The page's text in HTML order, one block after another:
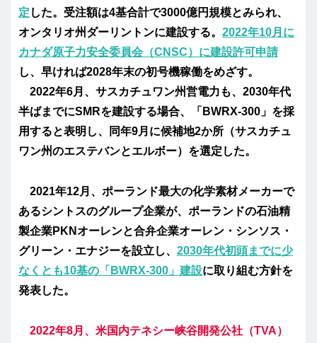
定 した。受注額は4基合計で3000億円規模とみられ、
オンタリオ州ダーリントンに建設する。 2022年10月に
カナダ原子力安全委員会（CNSC）に建設許可申請
し、早ければ2028年末の初号機稼働をめざす。
2022年6月、サスカチュワン州営電力も、2030年代
半ばまでにSMRを建設する場合、「BWRX-300」を採
用すると表明し、同年9月に候補地2か所（サスカチュ
ワン州のエステバンとエルボー）を選定した。
2021年12月、ポーランド最大の化学素材メーカーで
あるシントスのグループ企業が、ポーランドの石油精
製企業PKNオーレンと合弁企業オーレン・シンソス・
グリーン・エナジーを設立し、 2030年代初頭までに少
なくとも10基の「BWRX-300」建設に取り組む方針を
発表した。
2022年8月、米国内テネシー峡谷開発公社（TVA）